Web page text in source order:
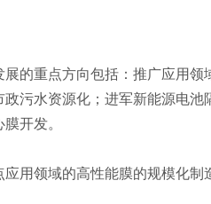
重点方向包括：推广应用领
污水资源化；进军新能源电
开发。
领域的高性能膜的规模化制